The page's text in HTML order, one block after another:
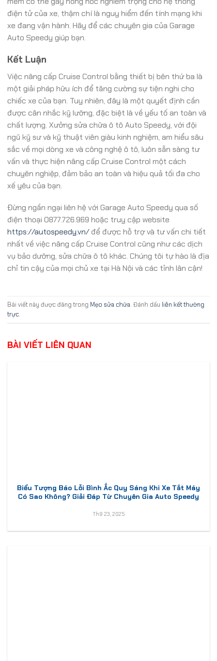
điện tử của xe, thậm chí là nguy hiểm đến tính mạng khi
xe đang vận hành. Hãy để các chuyên gia của Garage
Auto Speedy giúp bạn.
Kết Luận
Việc nâng cấp Cruise Control bằng thiết bị bên thứ ba là
một giải pháp hữu ích để tăng cường sự tiện nghi cho
chiếc xe của bạn. Tuy nhiên, đây là một quyết định cần
được cân nhắc kỹ lưỡng, đặc biệt là về yếu tố an toàn và
chất lượng. Xưởng sửa chữa ô tô Auto Speedy, với đội
ngũ kỹ sư và kỹ thuật viên giàu kinh nghiệm, am hiểu sâu
sắc về mọi dòng xe và công nghệ ô tô, luôn sẵn sàng tư
vấn và thực hiện nâng cấp Cruise Control một cách
chuyên nghiệp, đảm bảo an toàn và hiệu quả tối đa cho
xế yêu của bạn.
Đừng ngần ngại liên hệ với Garage Auto Speedy qua số
điện thoại 0877.726.969 hoặc truy cập website
https://autospeedy.vn/để được hỗ trợ và tư vấn chi tiết
nhất về việc nâng cấp Cruise Control cũng như các dịch
vụ bảo dưỡng, sửa chữa ô tô khác. Chúng tôi tự hào là địa
chỉ tin cậy của mọi chủ xe tại Hà Nội và các tỉnh lân cận!
Bài viết này được đăng trong Mẹo sửa chữa. Đánh dấu liên kết thường
trực.
BÀI VIẾT LIÊN QUAN
Biểu Tượng Báo Lỗi Bình Ắc Quy Sáng Khi Xe Tắt Máy
Có Sao Không? Giải Đáp Từ Chuyên Gia Auto Speedy
Th9 23, 2025